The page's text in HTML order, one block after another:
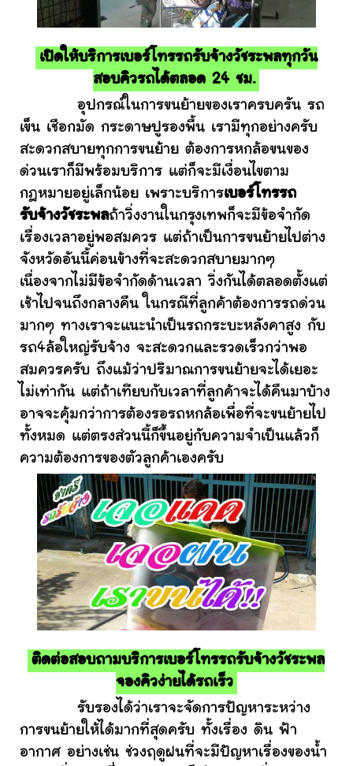
เปิดให้บริการเบอร์โทรรถรับจ้างวัชระพลทุกวัน
สอบคิวรถได้ตลอด 24 ชม.
อุปกรณ์ในการขนย้ายของเราครบครัน รถ
เข็น เชือกมัด กระดาษปูรองพื้น เรามีทุกอย่างครับ
สะดวกสบายทุกการขนย้าย ต้องการหกล้อขนของ
ด่วนเราก็มีพร้อมบริการ แต่ก็จะมีเงื่อนไขตาม
กฎหมายอยู่เล็กน้อย เพราะบริการเบอร์โทรรถ
รับจ้างวัชระพลถ้าวิ่งงานในกรุงเทพก็จะมีข้อจำกัด
เรื่องเวลาอยู่พอสมควร แต่ถ้าเป็นการขนย้ายไปต่าง
จังหวัดอันนี้ค่อนข้างที่จะสะดวกสบายมากๆ
เนื่องจากไม่มีข้อจำกัดด้านเวลา วิ่งกันได้ตลอดตั้งแต่
เช้าไปจนถึงกลางคืน ในกรณีที่ลูกค้าต้องการรถด่วน
มากๆ ทางเราจะแนะนำเป็นรถกระบะหลังคาสูง กับ
รถ4ล้อใหญ่รับจ้าง จะสะดวกและรวดเร็วกว่าพอ
สมควรครับ ถึงแม้ว่าปริมาณการขนย้ายจะได้เยอะ
ไม่เท่ากัน แต่ถ้าเทียบกับเวลาที่ลูกค้าจะได้คืนมาบ้าง
อาจจะคุ้มกว่าการต้องรอรถหกล้อเพื่อที่จะขนย้ายไป
ทั้งหมด แต่ตรงส่วนนี้ก็ขึ้นอยู่กับความจำเป็นแล้วก็
ความต้องการของตัวลูกค้าเองครับ
ติดต่อสอบถามบริการเบอร์โทรรถรับจ้างวัชระพล
จองคิวง่ายได้รถเร็ว
รับรองได้ว่าเราจะจัดการปัญหาระหว่าง
การขนย้ายให้ได้มากที่สุดครับ ทั้งเรื่อง ดิน ฟ้า
อากาศ อย่างเช่น ช่วงฤดูฝนที่จะมีปัญหาเรื่องของน้ำ